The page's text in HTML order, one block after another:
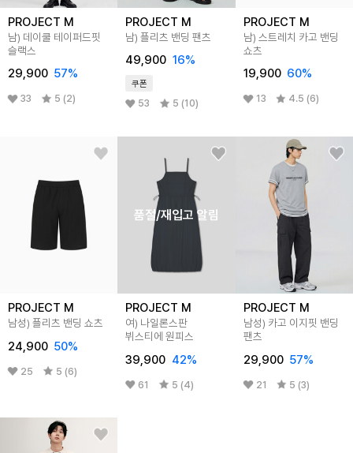
PROJECT M
남) 데이쿨 테이퍼드핏
슬랙스
29,900 57%
33 5 (2)
PROJECT M
남) 플리츠 밴딩 팬츠
49,900 16%
쿠폰
53 5 (10)
PROJECT M
남) 스트레치 카고 밴딩
쇼츠
19,900 60%
13 4.5 (6)
PROJECT M
남성) 플리츠 밴딩 쇼츠
24,900 50%
25 5 (6)
품절/재입고 알림
PROJECT M
여) 나일론스판
뷔스티에 원피스
39,900 42%
61 5 (4)
PROJECT M
남성) 카고 이지핏 밴딩
팬츠
29,900 57%
21 5 (3)